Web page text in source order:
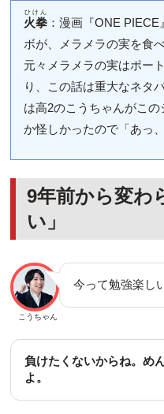
火拳
ひけん
：漫画『ONE PIECE
ボが、メラメラの実を食
元々メラメラの実はポー
り、この話は重大なネタ
は高2のこうちゃんがこ
か怪しかったので「あっ
9年前から変わ
い」
こうちゃん
今って勉強楽し
負けたくないからね。め
よ。